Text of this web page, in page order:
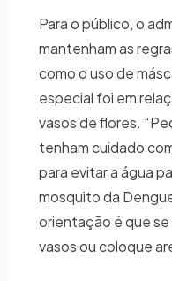
Para o público, o
mantenham as
como o uso de
especial foi em
vasos de flores.
tenham cuidado
para evitar a água
mosquito da
orientação é que
vasos ou coloque